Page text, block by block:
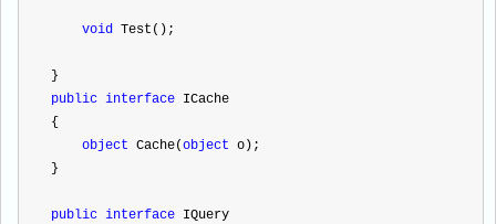
void Test();
}
public interface ICache
{
object Cache(object o);
}
public interface IQuery